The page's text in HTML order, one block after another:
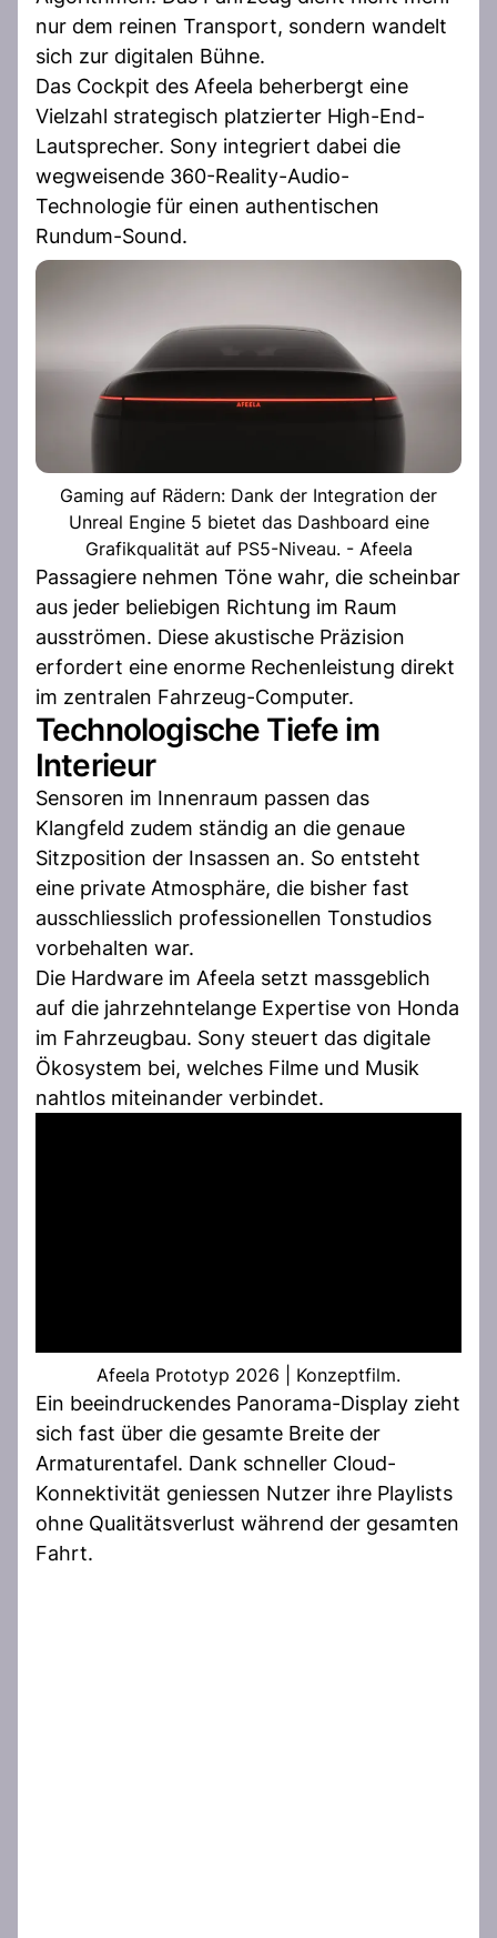
nur dem reinen Transport, sondern wandelt
sich zur digitalen Bühne.
Das Cockpit des Afeela beherbergt eine
Vielzahl strategisch platzierter High-End-
Lautsprecher. Sony integriert dabei die
wegweisende 360-Reality-Audio-
Technologie für einen authentischen
Rundum-Sound.
Gaming auf Rädern: Dank der Integration der
Unreal Engine 5 bietet das Dashboard eine
Grafikqualität auf PS5-Niveau. - Afeela
Passagiere nehmen Töne wahr, die scheinbar
aus jeder beliebigen Richtung im Raum
ausströmen. Diese akustische Präzision
erfordert eine enorme Rechenleistung direkt
im zentralen Fahrzeug-Computer.
Technologische Tiefe im
Interieur
Sensoren im Innenraum passen das
Klangfeld zudem ständig an die genaue
Sitzposition der Insassen an. So entsteht
eine private Atmosphäre, die bisher fast
ausschliesslich professionellen Tonstudios
vorbehalten war.
Die Hardware im Afeela setzt massgeblich
auf die jahrzehntelange Expertise von Honda
im Fahrzeugbau. Sony steuert das digitale
Ökosystem bei, welches Filme und Musik
nahtlos miteinander verbindet.
Afeela Prototyp 2026 | Konzeptfilm.
Ein beeindruckendes Panorama-Display zieht
sich fast über die gesamte Breite der
Armaturentafel. Dank schneller Cloud-
Konnektivität geniessen Nutzer ihre Playlists
ohne Qualitätsverlust während der gesamten
Fahrt.